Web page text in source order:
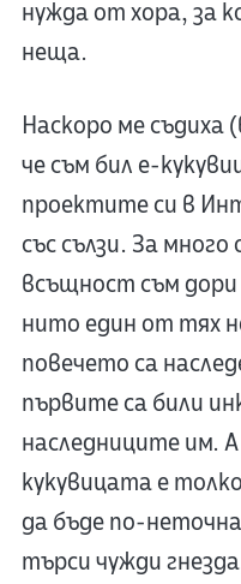
нужда от хора, за
неща.
Наскоро ме съдиха
че съм бил е-
проектите си в
със сълзи. За
всъщност съм дори
нито един от тях
повечето са
първите са били
наследниците им.
кукувицата е
да бъде по-
търси чужди